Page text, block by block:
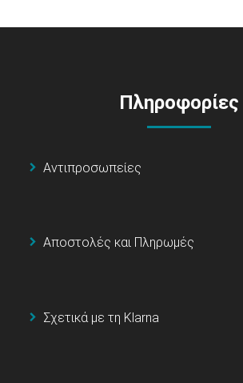
Πληροφορίες
Αντιπροσωπείες
Αποστολές και Πληρωμές
Σχετικά με τη Klarna